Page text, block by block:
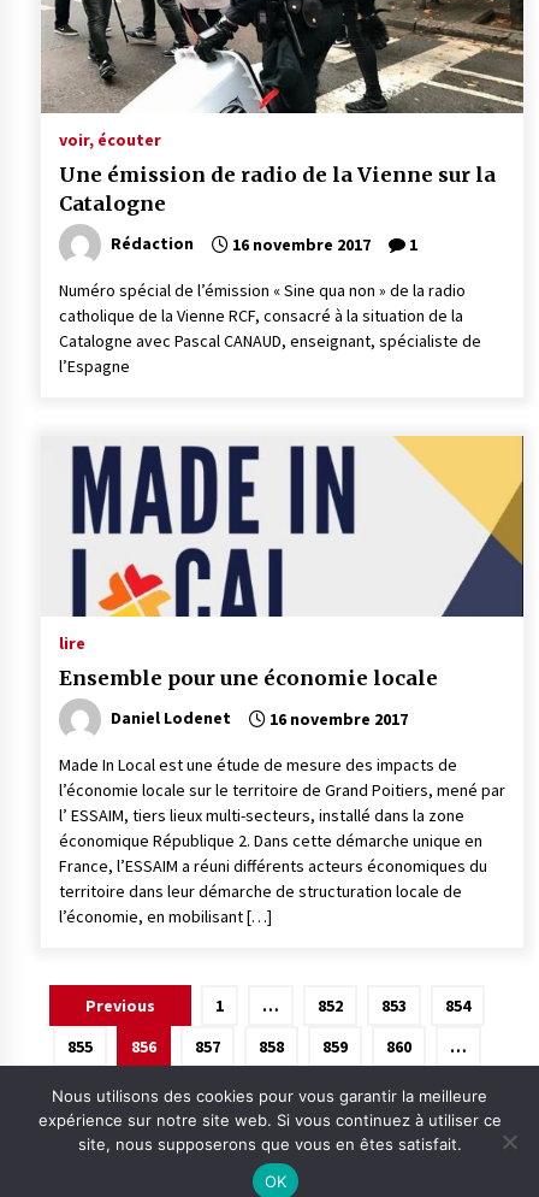
voir, écouter
Une émission de radio de la Vienne sur la
Catalogne
Rédaction 16 novembre 2017 1
Numéro spécial de l’émission « Sine qua non » de la radio
catholique de la Vienne RCF, consacré à la situation de la
Catalogne avec Pascal CANAUD, enseignant, spécialiste de
l’Espagne
lire
Ensemble pour une économie locale
Daniel Lodenet 16 novembre 2017
Made In Local est une étude de mesure des impacts de
l’économie locale sur le territoire de Grand Poitiers, mené par
l’ ESSAIM, tiers lieux multi-secteurs, installé dans la zone
économique République 2. Dans cette démarche unique en
France, l’ESSAIM a réuni différents acteurs économiques du
territoire dans leur démarche de structuration locale de
l’économie, en mobilisant […]
Pagination
des
Previous 1 … 852 853
854
855
856 857 858 859 860
…
Qui sommes-nous ? Informations légales
Nous utilisons des cookies pour vous garantir la meilleure
expérience sur notre site web. Si vous continuez à utiliser ce
site, nous supposerons que vous en êtes satisfait.
OK